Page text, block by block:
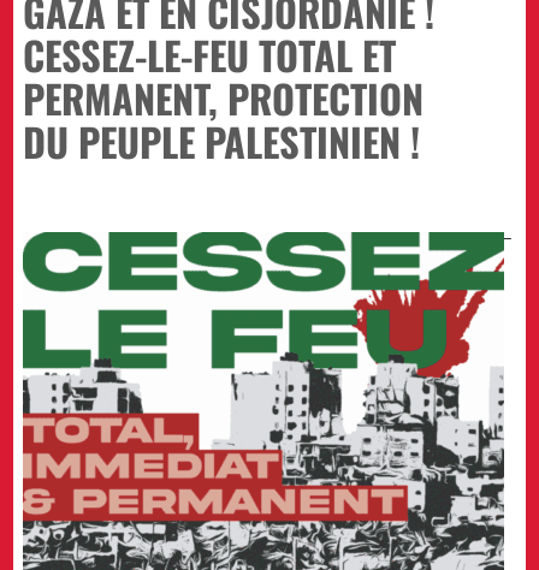
CESSEZ-LE-FEU TOTAL ET
PERMANENT, PROTECTION
DU PEUPLE PALESTINIEN !